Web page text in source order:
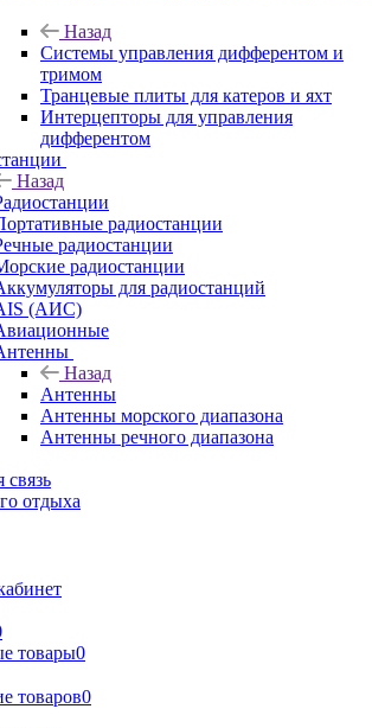
Назад
Системы управления дифферентом и
тримом
Транцевые плиты для катеров и яхт
Интерцепторы для управления
дифферентом
Назад
радиостанции
радиостанции
радиостанции
для радиостанций
(АИС)
Назад
Антенны
Антенны морского диапазона
Антенны речного диапазона
связь
отдыха
товары0
товаров0